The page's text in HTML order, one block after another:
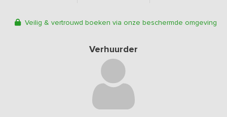
Veilig & vertrouwd boeken via onze beschermde omgeving
Verhuurder